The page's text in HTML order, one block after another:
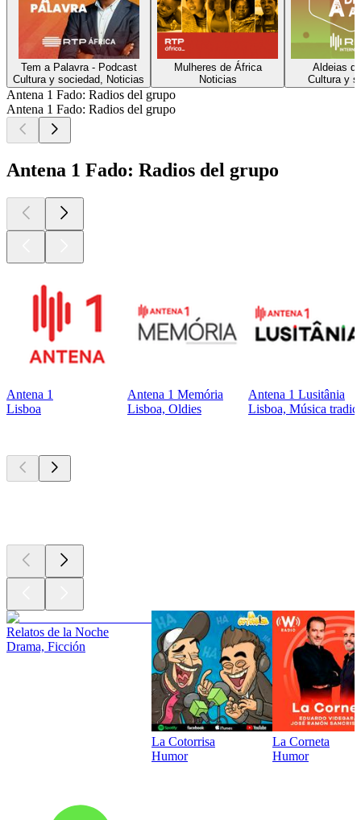
Tem a Palavra - Podcast
Cultura y sociedad, Noticias
Mulheres de África
Noticias
Aldeias
Cultura y
Antena 1 Fado: Radios del grupo
Antena 1 Fado: Radios del grupo
Antena 1 Fado: Radios del grupo
Antena 1
Lisboa
Antena 1 Memória
Lisboa, Oldies
Antena 1 Lusitânia
Lisboa, Música
Relatos de la Noche
Drama, Ficción
La Cotorrisa
Humor
La Corneta
Humor